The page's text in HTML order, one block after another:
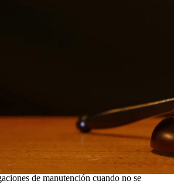
es un aspecto crítico para asegurar que los
que necesitan. Nuestros abogados
justas de manutención infantil,
cuando las circunstancias cambian y
de manutención cuando no se